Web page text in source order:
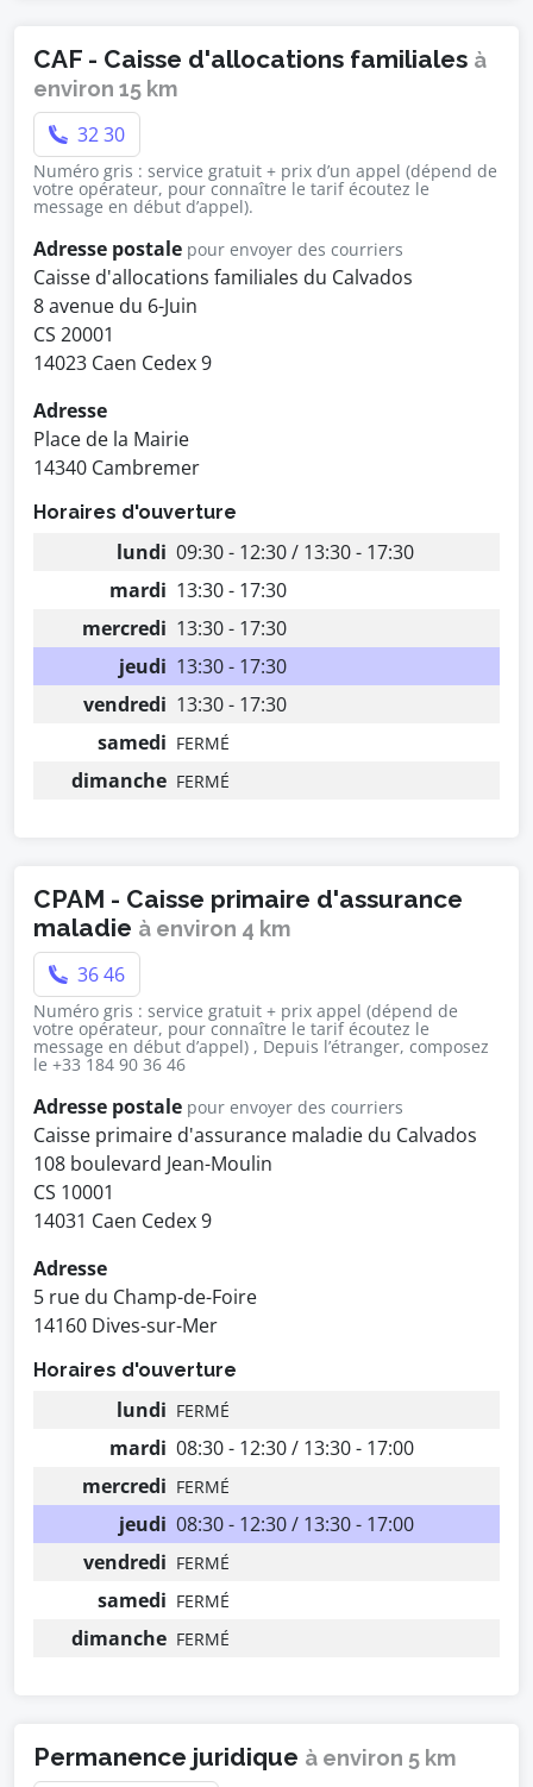
CAF - Caisse d'allocations familiales à
environ 15 km
32 30
Numéro gris : service gratuit + prix d’un appel (dépend de
votre opérateur, pour connaître le tarif écoutez le
message en début d’appel).
Adresse postale pour envoyer des courriers
Caisse d'allocations familiales du Calvados
8 avenue du 6-Juin
CS 20001
14023 Caen Cedex 9
Adresse
Place de la Mairie
14340 Cambremer
Horaires d'ouverture
lundi 09:30 - 12:30 / 13:30 - 17:30
mardi 13:30 - 17:30
mercredi 13:30 - 17:30
jeudi 13:30 - 17:30
vendredi 13:30 - 17:30
samedi FERMÉ
dimanche FERMÉ
CPAM - Caisse primaire d'assurance
maladie à environ 4 km
36 46
Numéro gris : service gratuit + prix appel (dépend de
votre opérateur, pour connaître le tarif écoutez le
message en début d’appel) , Depuis l’étranger, composez
le +33 184 90 36 46
Adresse postale pour envoyer des courriers
Caisse primaire d'assurance maladie du Calvados
108 boulevard Jean-Moulin
CS 10001
14031 Caen Cedex 9
Adresse
5 rue du Champ-de-Foire
14160 Dives-sur-Mer
Horaires d'ouverture
lundi FERMÉ
mardi 08:30 - 12:30 / 13:30 - 17:00
mercredi FERMÉ
jeudi 08:30 - 12:30 / 13:30 - 17:00
vendredi FERMÉ
samedi FERMÉ
dimanche FERMÉ
Permanence juridique à environ 5 km